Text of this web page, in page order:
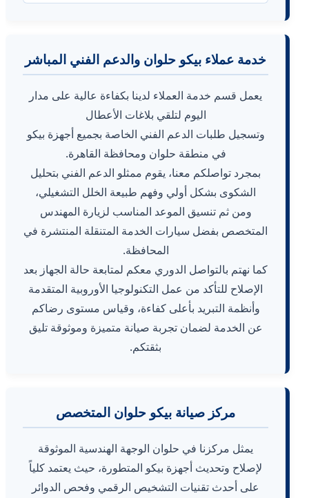
خدمة عملاء بيكو حلوان والدعم الفني المباشر
يعمل قسم خدمة العملاء لدينا بكفاءة عالية على مدار
اليوم لتلقي بلاغات الأعطال
وتسجيل طلبات الدعم الفني الخاصة بجميع أجهزة بيكو
في منطقة حلوان ومحافظة القاهرة.
بمجرد تواصلكم معنا، يقوم ممثلو الدعم الفني بتحليل
الشكوى بشكل أولي وفهم طبيعة الخلل التشغيلي،
ومن ثم تنسيق الموعد المناسب لزيارة المهندس
المتخصص بفضل سيارات الخدمة المتنقلة المنتشرة في
المحافظة.
كما نهتم بالتواصل الدوري معكم لمتابعة حالة الجهاز بعد
الإصلاح للتأكد من عمل التكنولوجيا الأوروبية المتقدمة
وأنظمة التبريد بأعلى كفاءة، وقياس مستوى رضاكم
عن الخدمة لضمان تجربة صيانة متميزة وموثوقة تليق
بثقتكم.
مركز صيانة بيكو حلوان المتخصص
يمثل مركزنا في حلوان الوجهة الهندسية الموثوقة
لإصلاح وتحديث أجهزة بيكو المتطورة، حيث يعتمد كلياً
على أحدث تقنيات التشخيص الرقمي وفحص الدوائر